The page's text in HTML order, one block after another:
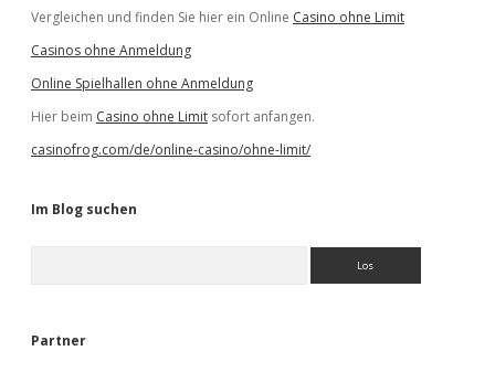
Vergleichen und finden Sie hier ein Online Casino ohne Limit
Casinos ohne Anmeldung
Online Spielhallen ohne Anmeldung
Hier beim Casino ohne Limit sofort anfangen.
casinofrog.com/de/online-casino/ohne-limit/
Im Blog suchen
e
Partner